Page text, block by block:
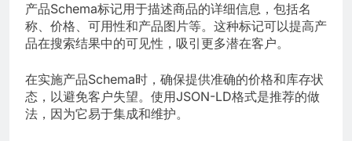
产品Schema标记用于描述商品的详细信息，包括名
称、价格、可用性和产品图片等。这种标记可以提高产
品在搜索结果中的可见性，吸引更多潜在客户。
在实施产品Schema时，确保提供准确的价格和库存状
态，以避免客户失望。使用JSON-LD格式是推荐的做
法，因为它易于集成和维护。